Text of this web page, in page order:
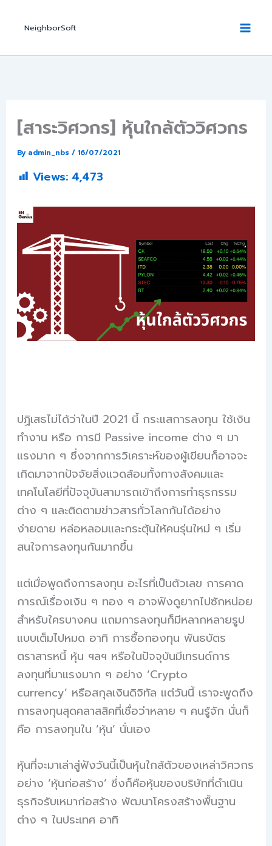
NeighborSoft
[สาระวิศวกร] หุ้นใกล้ตัววิศวกร
By admin_nbs/16/07/2021
Views: 4,473
ปฏิเสธไม่ได้ว่าในปี 2021 นี้ กระแสการลงทุน ใช้เงิน
ทำงาน หรือ การมี Passive income ต่าง ๆ มา
แรงมาก ๆ ซึ่งจากการวิเคราะห์ของผู้เขียนก็อาจจะ
เกิดมาจากปัจจัยสิ่งแวดล้อมทั้งทางสังคมและ
เทคโนโลยีที่ปัจจุบันสามารถเข้าถึงการทำธุรกรรม
ต่าง ๆ และติดตามข่าวสารทั่วโลกกันได้อย่าง
ง่ายดาย หล่อหลอมและกระตุ้นให้คนรุ่นใหม่ ๆ เริ่ม
สนใจการลงทุนกันมากขึ้น
แต่เมื่อพูดถึงการลงทุน อะไรที่เป็นตัวเลข การคาด
การณ์เรื่องเงิน ๆ ทอง ๆ อาจฟังดูยากไปซักหน่อย
สำหรับใครบางคน แถมการลงทุนก็มีหลากหลายรูป
แบบเต็มไปหมด อาทิ การซื้อกองทุน พันธบัตร
ตราสารหนี้ หุ้น ฯลฯ หรือในปัจจุบันมีเทรนด์การ
ลงทุนที่มาแรงมาก ๆ อย่าง ‘Crypto
currency’ หรือสกุลเงินดิจิทัล แต่วันนี้ เราจะพูดถึง
การลงทุนสุดคลาสสิคที่เชื่อว่าหลาย ๆ คนรู้จัก นั่นก็
คือ การลงทุนใน ‘หุ้น’ นั่นเอง
หุ้นที่จะมาเล่าสู่ฟังวันนี้เป็นหุ้นใกล้ตัวของเหล่าวิศวกร
อย่าง ‘หุ้นก่อสร้าง’ ซึ่งก็คือหุ้นของบริษัทที่ดำเนิน
ธุรกิจรับเหมาก่อสร้าง พัฒนาโครงสร้างพื้นฐาน
ต่าง ๆ ในประเทศ อาทิ